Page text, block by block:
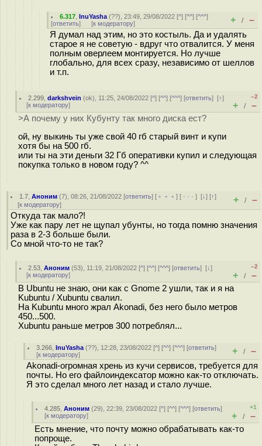
6.317 ,InuYasha (??), 23:49, 29/08/2022 [^] [^^] [^^^]
[ответить] [к модератору] + / –
Я думал над этим, но это костыль. Да и удалять
старое я не советую - вдруг что отвалится. У меня
полным оверлеем монтируется. Но лучше
глобально, для всех сразу, независимо от шеллов
и т.п.
2.299 ,darkshvein (ok), 11:25, 24/08/2022 [^] [^^] [^^^] [ответить][↑]
[к модератору]
–2
+ / –
>А почему у них Кубунту так много диска ест?
ой, ну выкинь ты уже свой 40 гб старый винт и купи
хотя бы на 500 гб.
или ты на эти деньги 32 Гб оперативки купил и следующая
покупка только в новом году? ^^
1.7 ,Аноним (7), 08:26, 21/08/2022 [ответить] [ ﹢﹢﹢] [ · · ·][↓] [↑]
[к модератору] + / –
Откуда так мало?!
Уже как пару лет не щупал убунты, но тогда помню значения
раза в 2-3 больше были.
Со мной что-то не так?
2.53 ,Аноним (53), 11:19, 21/08/2022 [^] [^^] [^^^] [ответить][↓]
[к модератору]
–2
+ / –
В Ubuntu не знаю, они как с Gnome 2 ушли, так и я на
Kubuntu / Xubuntu свалил.
На Kubuntu много жрал Akonadi, без него было метров
450...500.
Xubuntu раньше метров 300 потреблял...
3.266 ,InuYasha (??), 12:28, 23/08/2022 [^] [^^] [^^^] [ответить]
[к модератору] + / –
Akonadi-огромная хрень из кучи сервисов, требуется для
почты. Но его файлоиндексатор можно как-то отключать.
Я это сделал много лет назад и стало лучше.
4.285 ,Аноним (29), 22:39, 23/08/2022 [^] [^^] [^^^] [ответить]
[к модератору]
+1
+ / –
Есть мнение, что почту можно обрабатывать как-то
попроще.